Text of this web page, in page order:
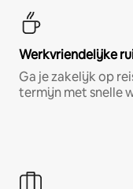
Werkvriendelijke
Ga je zakelijk op
termijn met snelle